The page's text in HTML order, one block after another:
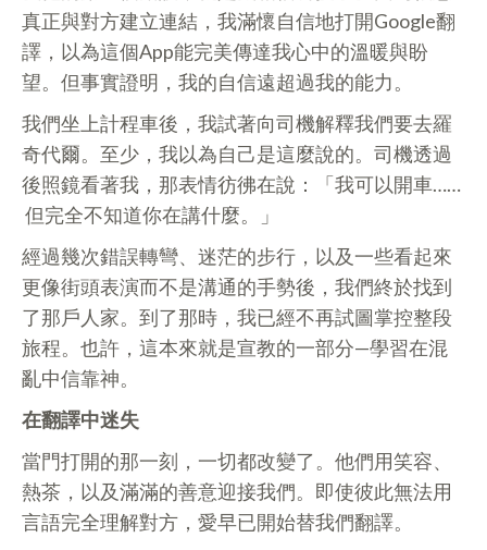
真正與對方建立連結，我滿懷自信地打開Google翻
譯，以為這個App能完美傳達我心中的溫暖與盼
望。但事實證明，我的自信遠超過我的能力。
我們坐上計程車後，我試著向司機解釋我們要去羅
奇代爾。至少，我以為自己是這麼說的。司機透過
後照鏡看著我，那表情彷彿在說：「我可以開車……
但完全不知道你在講什麼。」
經過幾次錯誤轉彎、迷茫的步行，以及一些看起來
更像街頭表演而不是溝通的手勢後，我們終於找到
了那戶人家。到了那時，我已經不再試圖掌控整段
旅程。也許，這本來就是宣教的一部分—學習在混
亂中信靠神。
在翻譯中迷失
當門打開的那一刻，一切都改變了。他們用笑容、
熱茶，以及滿滿的善意迎接我們。即使彼此無法用
言語完全理解對方，愛早已開始替我們翻譯。